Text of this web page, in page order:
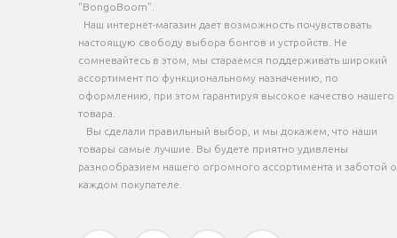
"BongoBoom".
Наш интернет-магазин дает возможность почувствовать
настоящую свободу выбора бонгов и устройств. Не
сомневайтесь в этом, мы стараемся поддерживать широкий
ассортимент по функциональному назначению, по
оформлению, при этом гарантируя высокое качество нашего
товара.
Вы сделали правильный выбор, и мы докажем, что наши
товары самые лучшие. Вы будете приятно удивлены
разнообразием нашего огромного ассортимента и заботой о
каждом покупателе.